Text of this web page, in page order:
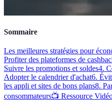
Sommaire
Les meilleures stratégies pour
Profiter des plateformes de
Suivre les promotions et soldes4.
Adopter le calendrier d'achat6.
les appli et sites de bons plans8.
consommateurs📺 Ressource